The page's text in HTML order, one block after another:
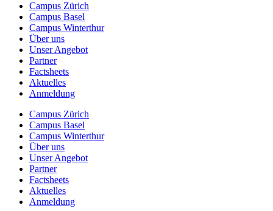
Campus Zürich
Campus Basel
Campus Winterthur
Über uns
Unser Angebot
Partner
Factsheets
Aktuelles
Anmeldung
Campus Zürich
Campus Basel
Campus Winterthur
Über uns
Unser Angebot
Partner
Factsheets
Aktuelles
Anmeldung